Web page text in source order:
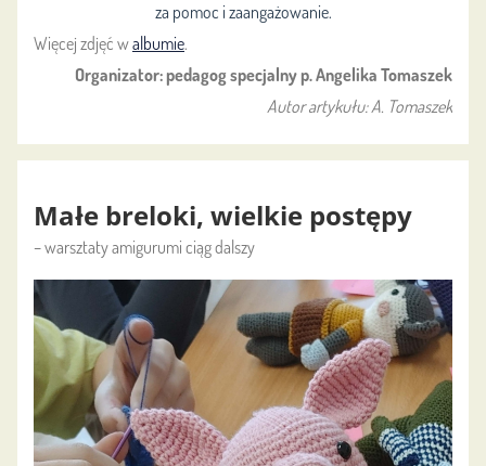
za pomoc i zaangażowanie.
Więcej zdjęć walbumie.
Organizator: pedagog specjalny p. Angelika Tomaszek
Autor artykułu: A. Tomaszek
Małe breloki, wielkie postępy
– warsztaty amigurumi ciąg dalszy